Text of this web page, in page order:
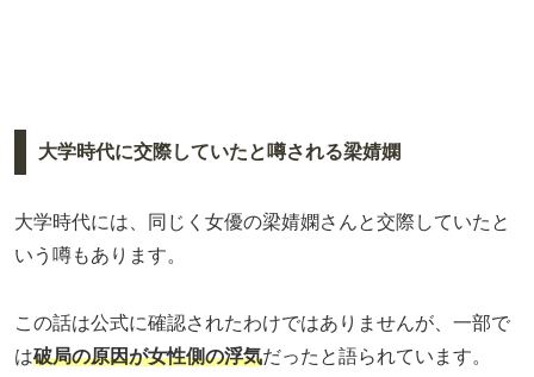
大学時代に交際していたと噂される梁婧嫻
大学時代には、同じく女優の梁婧嫻さんと交際していたと
いう噂もあります。
この話は公式に確認されたわけではありませんが、一部で
は破局の原因が女性側の浮気だったと語られています。